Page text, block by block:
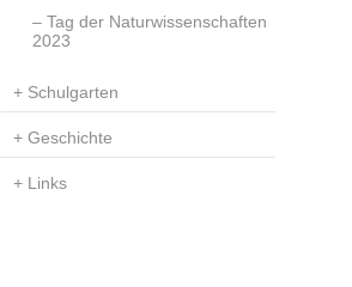
Tag der Naturwissenschaften
2023
Schulgarten
Geschichte
Links